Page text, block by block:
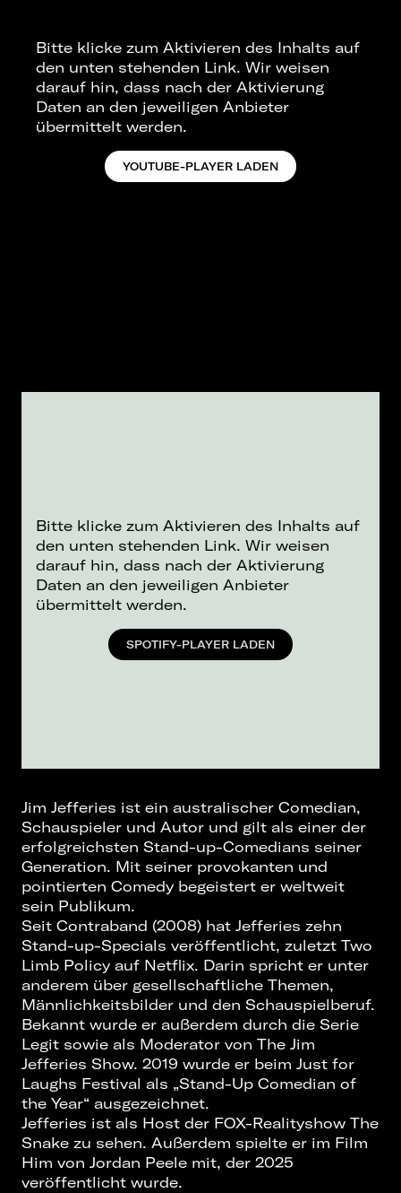
Bitte klicke zum Aktivieren des Inhalts auf
den unten stehenden Link. Wir weisen
darauf hin, dass nach der Aktivierung
Daten an den jeweiligen Anbieter
übermittelt werden.
YOUTUBE-PLAYER LADEN
Bitte klicke zum Aktivieren des Inhalts auf
den unten stehenden Link. Wir weisen
darauf hin, dass nach der Aktivierung
Daten an den jeweiligen Anbieter
übermittelt werden.
SPOTIFY-PLAYER LADEN
Jim Jefferies ist ein australischer Comedian,
Schauspieler und Autor und gilt als einer der
erfolgreichsten Stand-up-Comedians seiner
Generation. Mit seiner provokanten und
pointierten Comedy begeistert er weltweit
sein Publikum.
Seit Contraband (2008) hat Jefferies zehn
Stand-up-Specials veröffentlicht, zuletzt Two
Limb Policy auf Netflix. Darin spricht er unter
anderem über gesellschaftliche Themen,
Männlichkeitsbilder und den Schauspielberuf.
Bekannt wurde er außerdem durch die Serie
Legit sowie als Moderator von The Jim
Jefferies Show. 2019 wurde er beim Just for
Laughs Festival als „Stand-Up Comedian of
the Year“ ausgezeichnet.
Jefferies ist als Host der FOX-Realityshow The
Snake zu sehen. Außerdem spielte er im Film
Him von Jordan Peele mit, der 2025
veröffentlicht wurde.